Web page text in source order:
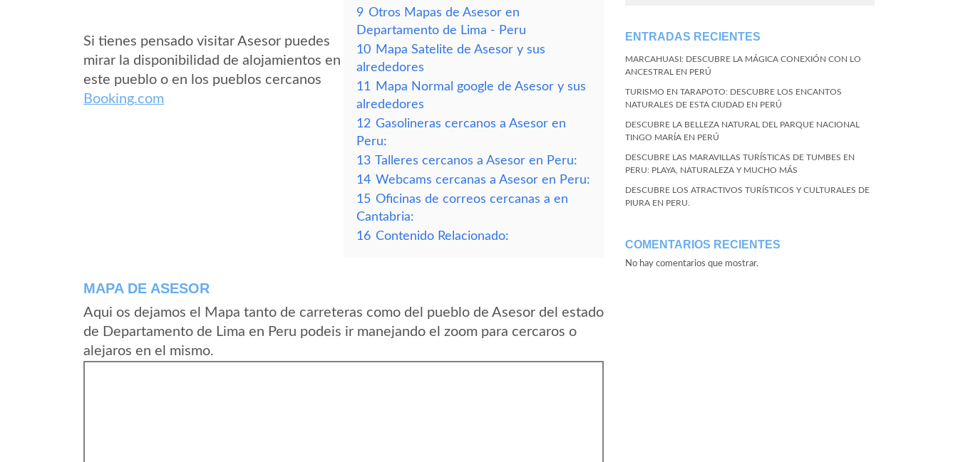
Si tienes pensado visitar Asesor puedes
mirar la disponibilidad de alojamientos en
este pueblo o en los pueblos cercanos
Booking.com
9 Otros Mapas de Asesor en
Departamento de Lima - Peru
10 Mapa Satelite de Asesor y sus
alrededores
11
Mapa Normal google de Asesor y sus
alrededores
12 Gasolineras cercanos a Asesor en
Peru:
13 Talleres cercanos a Asesor en Peru:
14 Webcams cercanas a Asesor en Peru:
15 Oficinas de correos cercanas a en
Cantabria:
16 Contenido Relacionado:
MAPA DE ASESOR
Aqui os dejamos el Mapa tanto de carreteras como del pueblo de Asesor del estado
de Departamento de Lima en Peru podeis ir manejando el zoom para cercaros o
alejaros en el mismo.
ENTRADAS RECIENTES
MARCAHUASI: DESCUBRE LA MÁGICA CONEXIÓN CON LO
ANCESTRAL EN PERÚ
TURISMO EN TARAPOTO: DESCUBRE LOS ENCANTOS
NATURALES DE ESTA CIUDAD EN PERÚ
DESCUBRE LA BELLEZA NATURAL DEL PARQUE NACIONAL
TINGO MARÍA EN PERÚ
DESCUBRE LAS MARAVILLAS TURÍSTICAS DE TUMBES EN
PERU: PLAYA, NATURALEZA Y MUCHO MÁS
DESCUBRE LOS ATRACTIVOS TURÍSTICOS Y CULTURALES DE
PIURA EN PERU.
COMENTARIOS RECIENTES
No hay comentarios que mostrar.